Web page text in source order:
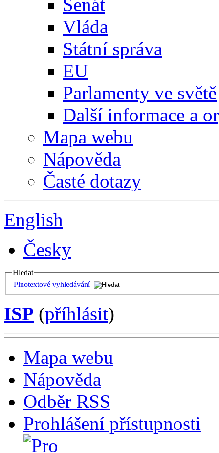
Senát
Vláda
Státní správa
EU
Parlamenty ve světě
Další informace a
Mapa webu
Nápověda
Časté dotazy
English
Česky
Hledat
Plnotextové vyhledávání
ISP (příhlásit)
Mapa webu
Nápověda
Odběr RSS
Prohlášení přístupnosti